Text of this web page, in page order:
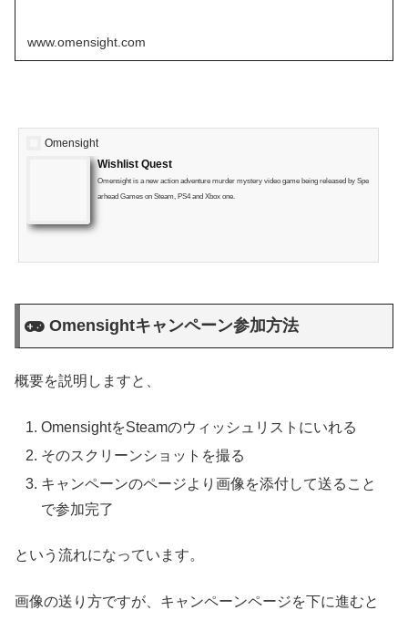
www.omensight.com
Omensight
Wishlist Quest
Omensight is a new action adventure murder mystery video game being released by Spe
arhead Games on Steam, PS4 and Xbox one.
Omensightキャンペーン参加方法
概要を説明しますと、
OmensightをSteamのウィッシュリストにいれる
そのスクリーンショットを撮る
キャンペーンのページより画像を添付して送ること
で参加完了
という流れになっています。
画像の送り方ですが、キャンペーンページを下に進むと